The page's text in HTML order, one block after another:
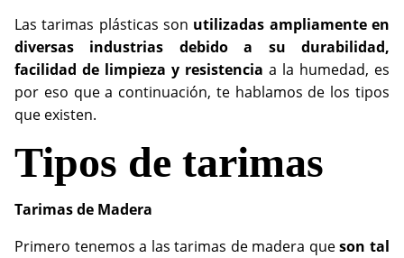
Las tarimas plásticas son utilizadas ampliamente en
diversas industrias debido a su durabilidad,
facilidad de limpieza y resistencia a la humedad, es
por eso que a continuación, te hablamos de los tipos
que existen.
Tipos de tarimas
Tarimas de Madera
Primero tenemos a las tarimas de madera queson tal